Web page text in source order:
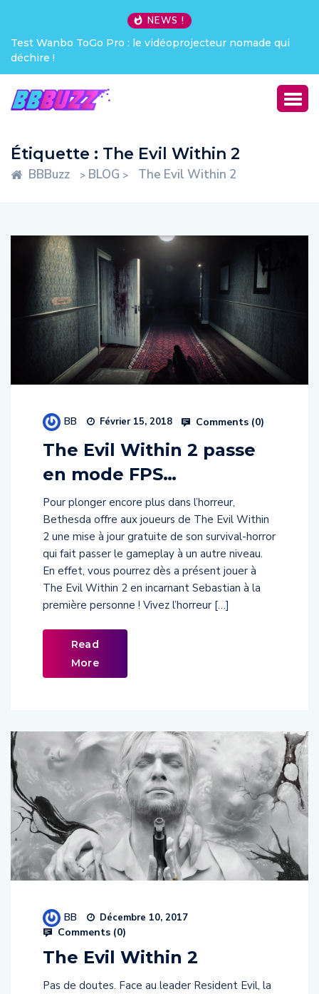
NEWS !
nomade qui
Creative Pebble X : j’ai été choqué !
Étiquette : The Evil Within 2
BBBuzz > BLOG > The Evil Within 2
BB Février 15, 2018 Comments (0)
The Evil Within 2 passe
en mode FPS…
Pour plonger encore plus dans l’horreur,
Bethesda offre aux joueurs de The Evil Within
2 une mise à jour gratuite de son survival-horror
qui fait passer le gameplay à un autre niveau.
En effet, vous pourrez dès a présent jouer à
The Evil Within 2 en incarnant Sebastian à la
première personne ! Vivez l’horreur […]
Read
More
BB Décembre 10, 2017
Comments (0)
The Evil Within 2
Pas de doutes. Face au leader Resident Evil, la